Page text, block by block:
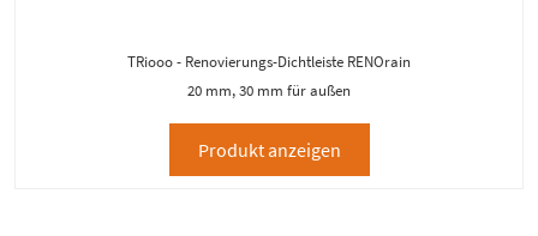
TRiooo - Renovierungs-Dichtleiste RENOrain
20 mm, 30 mm für außen
Produkt anzeigen